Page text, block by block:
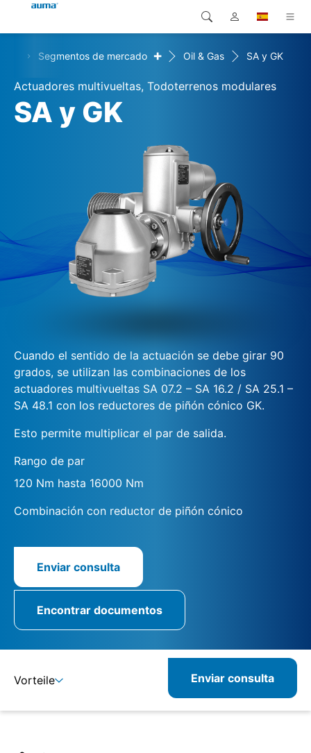
Productos
Soluciones
Descargas
Contacto
Global
Europa
Búsqueda
Segmentos de mercado + Oil & Gas SA y GK
Actuadores multivueltas, Todoterrenos modulares
SA y GK
Cuando el sentido de la actuación se debe girar 90
grados, se utilizan las combinaciones de los
actuadores multivueltas SA 07.2 – SA 16.2 / SA 25.1 –
SA 48.1 con los reductores de piñón cónico GK.
Esto permite multiplicar el par de salida.
Rango de par
120 Nm hasta 16000 Nm
Combinación con reductor de piñón cónico
Enviar consulta
Encontrar documentos
Vorteile Enviar consulta